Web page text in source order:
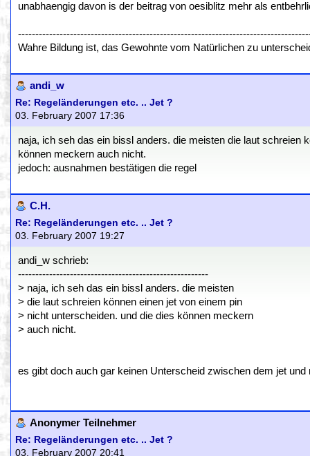
unabhaengig davon is der beitrag von oesiblitz mehr als
Wahre Bildung ist, das Gewohnte vom Natürlichen zu
andi_w
Re: Regeländerungen etc. .. Jet ?
03. February 2007 17:36
naja, ich seh das ein bissl anders. die meisten die laut schreien
können meckern auch nicht.
jedoch: ausnahmen bestätigen die regel
C.H.
Re: Regeländerungen etc. .. Jet ?
03. February 2007 19:27
andi_w schrieb:
-------------------------------------------------------
> naja, ich seh das ein bissl anders. die meisten
> die laut schreien können einen jet von einem pin
> nicht unterscheiden. und die dies können meckern
> auch nicht.
es gibt doch auch gar keinen Unterscheid zwischen dem jet und
Anonymer Teilnehmer
Re: Regeländerungen etc. .. Jet ?
03. February 2007 20:41